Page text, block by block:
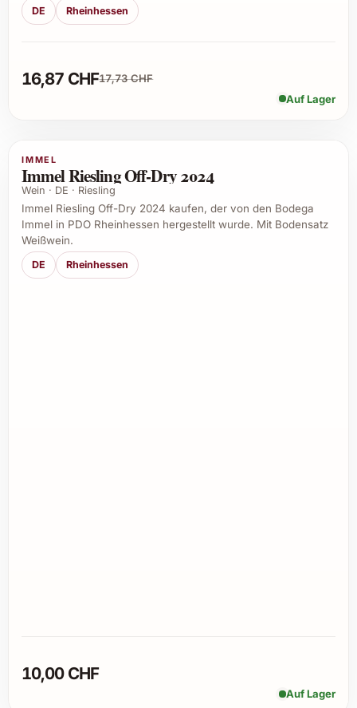
DE Rheinhessen
16,87 CHF17,73 CHF
Auf Lager
IMMEL
Immel Riesling Off-Dry 2024
Wein · DE · Riesling
Immel Riesling Off-Dry 2024 kaufen, der von den Bodega
Immel in PDO Rheinhessen hergestellt wurde. Mit Bodensatz
Weißwein.
DE Rheinhessen
10,00 CHF
Auf Lager